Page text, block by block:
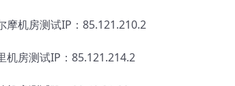
机房测试IP：85.121.210.2
房测试IP：85.121.214.2